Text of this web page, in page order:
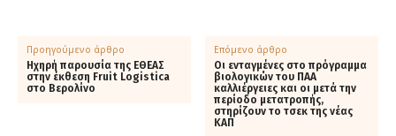
Προηγούμενο άρθρο
Ηχηρή παρουσία της ΕΘΕΑΣ
στην έκθεση Fruit Logistica
στο Βερολίνο
Επόμενο άρθρο
Οι ενταγμένες στο πρόγραμμα
βιολογικών του ΠΑΑ
καλλιέργειες και οι μετά την
περίοδο μετατροπής,
στηρίζουν το τσεκ της νέας
ΚΑΠ